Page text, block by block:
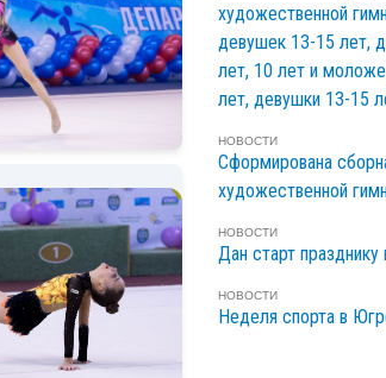
художественной
девушек 13-15 лет,
лет, 10 лет и
лет, девушки 13-15
НОВОСТИ
Сформирована
художественной
НОВОСТИ
Дан старт празднику
НОВОСТИ
Неделя спорта в